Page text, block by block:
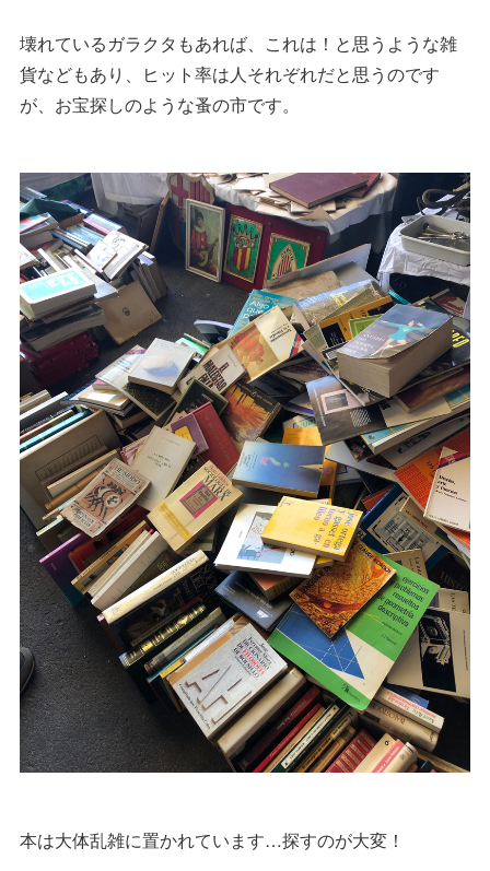
壊れているガラクタもあれば、これは！と思うような雑
貨などもあり、ヒット率は人それぞれだと思うのです
が、お宝探しのような蚤の市です。
本は大体乱雑に置かれています…探すのが大変！